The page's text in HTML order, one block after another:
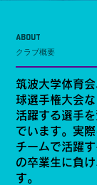
ABOUT
クラブ概要
筑波大学体育
球選手権大会
活躍する選手
でいます。実
チームで活躍
の卒業生に負
す。